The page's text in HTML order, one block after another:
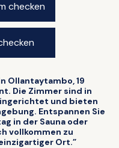
checken
Ollantaytambo, 19
Die Zimmer sind in
und bieten
Entspannen Sie
in der Sauna oder
vollkommen zu
Ort.”